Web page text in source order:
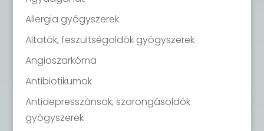
Allergia gyógyszerek
Altatók, feszültségoldók gyógyszerek
Angioszarkóma
Antibiotikumok
Antidepresszánsok, szorongásoldók
gyógyszerek